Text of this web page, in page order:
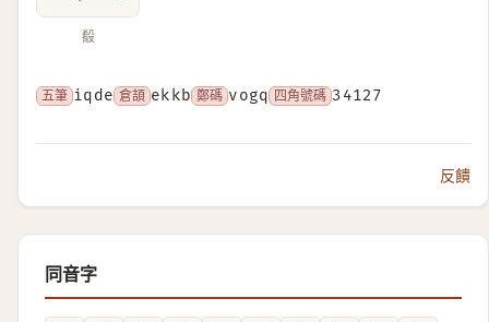
殽
五筆 iqde 倉頡 ekkb 鄭碼 vogq 四角號碼 34127
反饋
同音字